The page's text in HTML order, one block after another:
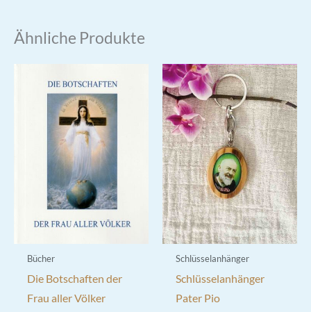
Ähnliche Produkte
Bücher
Die Botschaften der
Frau aller Völker
Schlüsselanhänger
Schlüsselanhänger
Pater Pio